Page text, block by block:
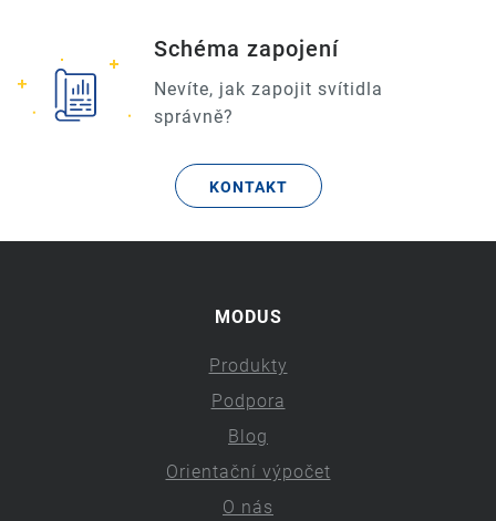
Schéma zapojení
Nevíte, jak zapojit svítidla
správně?
KONTAKT
MODUS
Produkty
Podpora
Blog
Orientační výpočet
O nás